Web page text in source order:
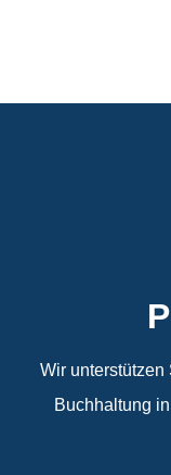
Wir unterstützen
Buchhaltung